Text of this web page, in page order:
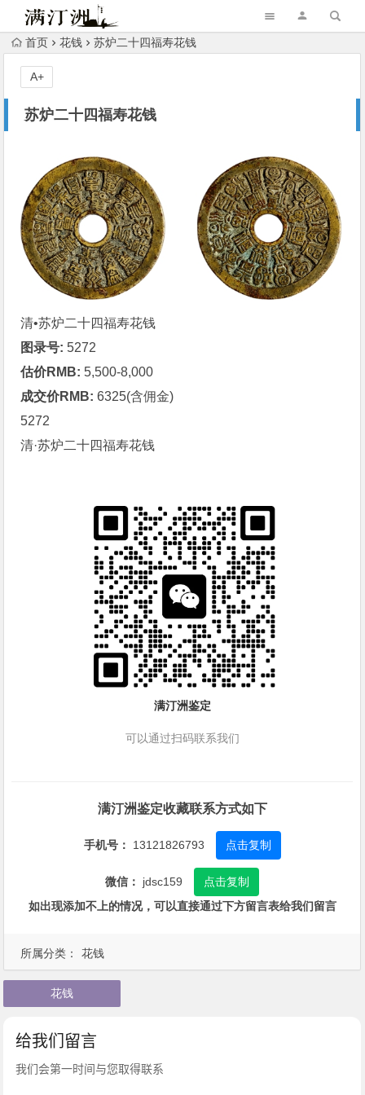
首页 花钱 苏炉二十四福寿花钱
苏炉二十四福寿花钱
A+
所属分类： 花钱
清•苏炉二十四福寿花钱
图录号: 5272
估价RMB: 5,500-8,000
成交价RMB: 6325(含佣金)
5272
清·苏炉二十四福寿花钱
满汀洲鉴定
可以通过扫码联系我们
满汀洲鉴定收藏联系方式如下
手机号： 13121826793 点击复制
微信： jdsc159
点击复制
如出现添加不上的情况，可以直接通过下方留言表给我们留言
花钱